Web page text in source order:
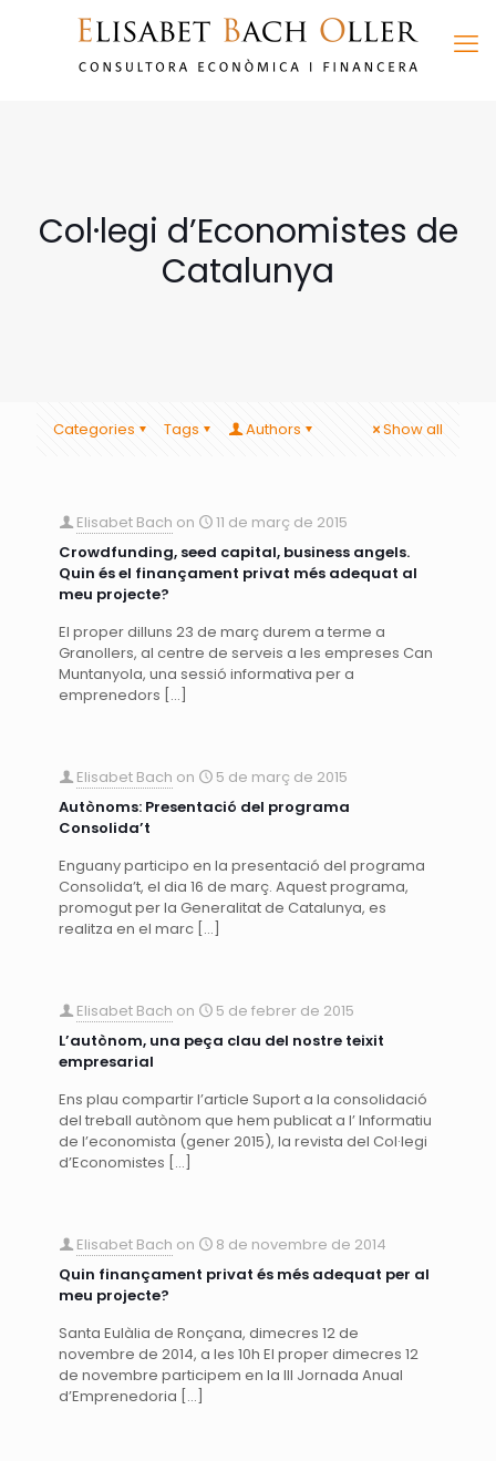
Col·legi d’Economistes de
Catalunya
Categories Tags Authors Show all
Elisabet Bach on
11 de març de 2015
Crowdfunding, seed capital, business angels.
Quin és el finançament privat més adequat al
meu projecte?
El proper dilluns 23 de març durem a terme a
Granollers, al centre de serveis a les empreses Can
Muntanyola, una sessió informativa per a
emprenedors […]
Elisabet Bach on
5 de març de 2015
Autònoms: Presentació del programa
Consolida’t
Enguany participo en la presentació del programa
Consolida’t, el dia 16 de març. Aquest programa,
promogut per la Generalitat de Catalunya, es
realitza en el marc […]
Elisabet Bach on
5 de febrer de 2015
L’autònom, una peça clau del nostre teixit
empresarial
Ens plau compartir l’article Suport a la consolidació
del treball autònom que hem publicat a l’ Informatiu
de l’economista (gener 2015), la revista del Col·legi
d’Economistes […]
Elisabet Bach on
8 de novembre de 2014
Quin finançament privat és més adequat per al
meu projecte?
Santa Eulàlia de Ronçana, dimecres 12 de
novembre de 2014, a les 10h El proper dimecres 12
de novembre participem en la III Jornada Anual
d’Emprenedoria […]